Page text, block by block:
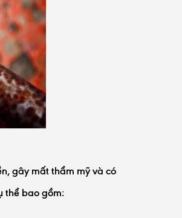
gây mất thẩm mỹ và có
thể bao gồm: